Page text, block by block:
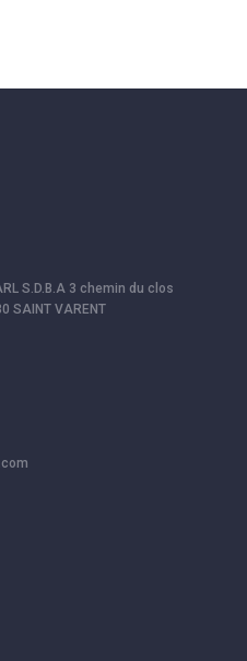
S.D.B.A 3 chemin du clos
SAINT VARENT